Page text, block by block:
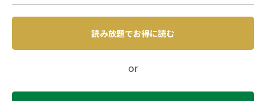
読み放題でお得に読む
or